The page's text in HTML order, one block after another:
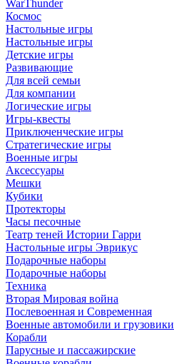
WarThunder
Космос
Настольные игры
Настольные игры
Детские игры
Развивающие
Для всей семьи
Для компании
Логические игры
Игры-квесты
Приключенческие игры
Стратегические игры
Военные игры
Аксессуары
Мешки
Кубики
Протекторы
Часы песочные
Театр теней Истории Гарри
Настольные игры Эврикус
Подарочные наборы
Подарочные наборы
Техника
Вторая Мировая война
Послевоенная и Современная
Военные автомобили и грузовики
Корабли
Парусные и пассажирские